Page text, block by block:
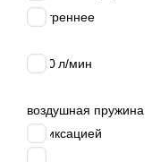
внутреннее
2500 л/мин
воздушная пружина
с фиксацией